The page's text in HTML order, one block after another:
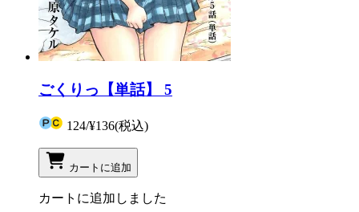
ごくりっ【単話】 5
124/¥136(税込)
カートに追加
カートに追加しました